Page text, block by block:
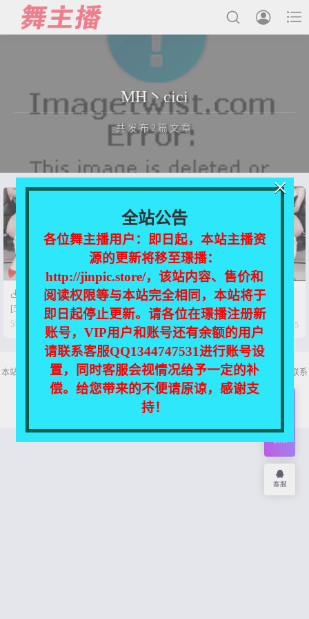



最新发布
主播合集
充值&解压说明
用户中心
会员登陆
MH丶cici
共发布2篇文章
正在为您加载新内容

虎牙MH丶CICI 定制合集
[5V/417.5MB]
5年前
 0  37
 虎牙新增 MH丶cici、韩六六、
小五子 定制热舞合集[11V/1.93G]
 85
本站所有资源均收集自互联网，仅供个人欣赏交流，如不慎侵犯了您的权益，请联系
我们，我们将尽快处理！
Copyright © 2026 舞主播
全站公告
各位舞主播用户：即日起，本站主播资
源的更新将移至璟播：
http://jinpic.store/，该站内容、售价和
阅读权限等与本站完全相同，本站将于
即日起停止更新。请各位在璟播注册新
账号，VIP用户和账号还有余额的用户
请联系客服QQ1344747531进行账号设
置，同时客服会视情况给予一定的补
偿。给您带来的不便请原谅，感谢支
持！
×
会员
客服